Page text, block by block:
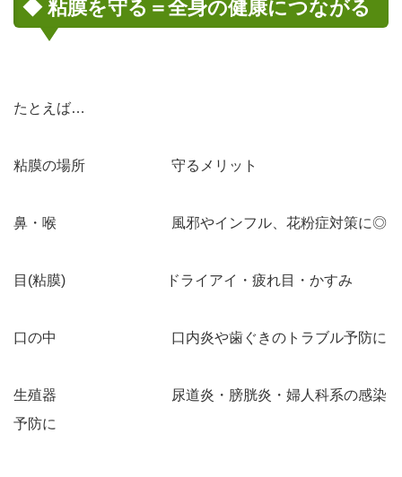
◆ 粘膜を守る＝全身の健康につながる
たとえば…
粘膜の場所 守るメリット
鼻・喉 風邪やインフル、花粉症対策に◎
目(粘膜) ドライアイ・疲れ目・かすみ
口の中 口内炎や歯ぐきのトラブル予防に
生殖器 尿道炎・膀胱炎・婦人科系の感染
予防に